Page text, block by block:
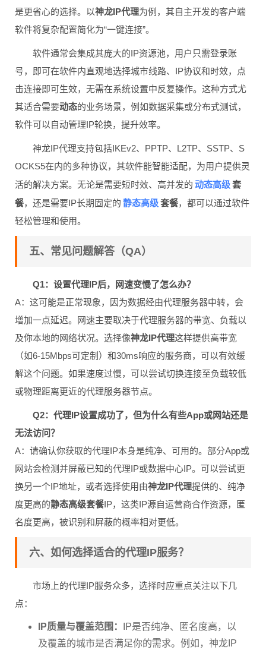
是更省心的选择。以神龙IP代理为例，其自主开发的客户端
软件将复杂配置简化为“一键连接”。
软件通常会集成其庞大的IP资源池，用户只需登录账
号，即可在软件内直观地选择城市线路、IP协议和时效，点
击连接即可生效，无需在系统设置中反复操作。这种方式尤
其适合需要动态的业务场景，例如数据采集或分布式测试，
软件可以自动管理IP轮换，提升效率。
神龙IP代理支持包括IKEv2、PPTP、L2TP、SSTP、S
OCKS5在内的多种协议，其软件能智能适配，为用户提供灵
活的解决方案。无论是需要短时效、高并发的 动态高级套
餐，还是需要IP长期固定的 静态高级套餐，都可以通过软件
轻松管理和使用。
五、常见问题解答（QA）
Q1：设置代理IP后，网速变慢了怎么办？
A：这可能是正常现象，因为数据经由代理服务器中转，会
增加一点延迟。网速主要取决于代理服务器的带宽、负载以
及你本地的网络状况。选择像神龙IP代理这样提供高带宽
（如6-15Mbps可定制）和30ms响应的服务商，可以有效缓
解这个问题。如果速度过慢，可以尝试切换连接至负载较低
或物理距离更近的代理服务器节点。
Q2：代理IP设置成功了，但为什么有些App或网站还是
无法访问？
A：请确认你获取的代理IP本身是纯净、可用的。部分App或
网站会检测并屏蔽已知的代理IP或数据中心IP。可以尝试更
换另一个IP地址，或者选择使用由神龙IP代理提供的、纯净
度更高的静态高级套餐IP，这类IP源自运营商合作资源，匿
名度更高，被识别和屏蔽的概率相对更低。
六、如何选择适合的代理IP服务？
市场上的代理IP服务众多，选择时应重点关注以下几
点：
IP质量与覆盖范围：
IP是否纯净、匿名度高，以
及覆盖的城市是否满足你的需求。例如，神龙IP